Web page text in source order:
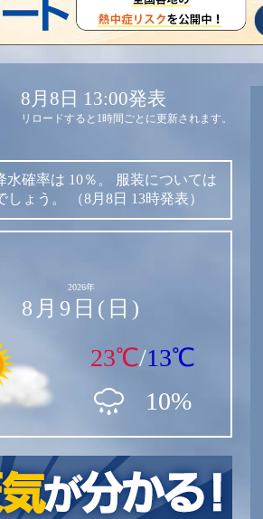
8月8日 13:00発表
リロードすると1時間ごとに更新されます。
水確率は 10％。
服装については
しょう。
（8月8日 13時発表）
2026年
8月9日(日)
23℃/13℃
10%